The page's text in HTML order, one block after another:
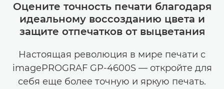
Оцените точность печати благодаря
идеальному воссозданию цвета и
защите отпечатков от выцветания
Настоящая революция в мире печати с
imagePROGRAF GP-4600S — откройте для
себя еще более точную и яркую печать.